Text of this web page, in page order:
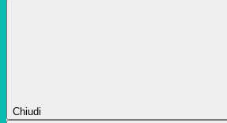
Chiudi